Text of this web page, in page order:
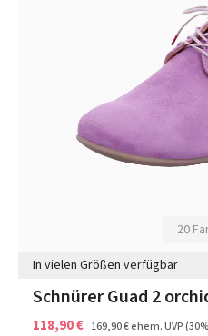
20
In vielen Größen verfügbar
Schnürer Guad 2
118,90 € 169,90 €ehem. UVP